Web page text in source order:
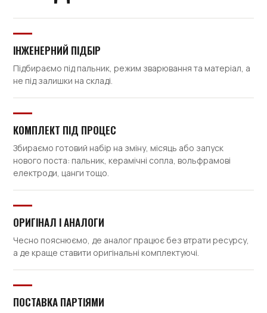
ІНЖЕНЕРНИЙ ПІДБІР
Підбираємо під пальник, режим зварювання та матеріал, а
не під залишки на складі.
КОМПЛЕКТ ПІД ПРОЦЕС
Збираємо готовий набір на зміну, місяць або запуск
нового поста: пальник, керамічні сопла, вольфрамові
електроди, цанги тощо.
ОРИГІНАЛ І АНАЛОГИ
Чесно пояснюємо, де аналог працює без втрати ресурсу,
а де краще ставити оригінальні комплектуючі.
ПОСТАВКА ПАРТІЯМИ